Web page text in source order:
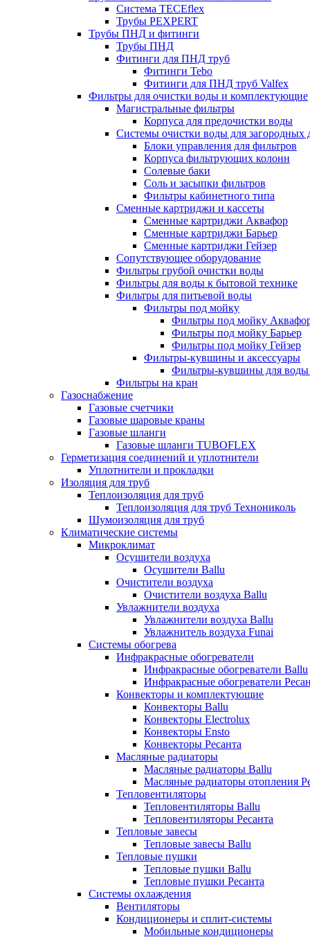
Система TECEflex
Трубы PEXPERT
Трубы ПНД и фитинги
Трубы ПНД
Фитинги для ПНД труб
Фитинги Tebo
Фитинги для ПНД труб Valfex
Фильтры для очистки воды и комплектующие
Магистральные фильтры
Корпуса для предочистки воды
Системы очистки воды для загородных
Блоки управления для фильтров
Корпуса фильтрующих колонн
Солевые баки
Соль и засыпки фильтров
Фильтры кабинетного типа
Сменные картриджи и кассеты
Сменные картриджи Аквафор
Сменные картриджи Барьер
Сменные картриджи Гейзер
Сопутствующее оборудование
Фильтры грубой очистки воды
Фильтры для воды к бытовой технике
Фильтры для питьевой воды
Фильтры под мойку
Фильтры под мойку
Фильтры под мойку Барьер
Фильтры под мойку Гейзер
Фильтры-кувшины и аксессуары
Фильтры-кувшины для
Фильтры на кран
Газоснабжение
Газовые счетчики
Газовые шаровые краны
Газовые шланги
Газовые шланги TUBOFLEX
Герметизация соединений и уплотнители
Уплотнители и прокладки
Изоляция для труб
Теплоизоляция для труб
Теплоизоляция для труб Технониколь
Шумоизоляция для труб
Климатические системы
Микроклимат
Осушители воздуха
Осушители Ballu
Очистители воздуха
Очистители воздуха Ballu
Увлажнители воздуха
Увлажнители воздуха Ballu
Увлажнитель воздуха Funai
Системы обогрева
Инфракрасные обогреватели
Инфракрасные обогреватели Ballu
Инфракрасные обогреватели
Конвекторы и комплектующие
Конвекторы Ballu
Конвекторы Electrolux
Конвекторы Ensto
Конвекторы Ресанта
Масляные радиаторы
Масляные радиаторы Ballu
Масляные радиаторы отопления
Тепловентиляторы
Тепловентиляторы Ballu
Тепловентиляторы Ресанта
Тепловые завесы
Тепловые завесы Ballu
Тепловые пушки
Тепловые пушки Ballu
Тепловые пушки Ресанта
Системы охлаждения
Вентиляторы
Кондиционеры и сплит-системы
Мобильные кондиционеры